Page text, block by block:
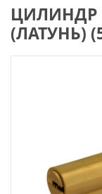
Колеса
ЦИЛИНДР
(ЛАТУНЬ)